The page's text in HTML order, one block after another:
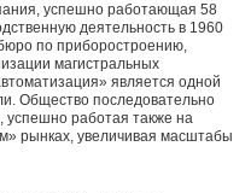
успешно работающая 58
деятельность в 1960
бюро по приборостроению,
магистральных
является одной
Общество последовательно
работая также на
рынках, увеличивая масштабы